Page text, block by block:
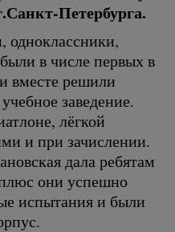
Петербурга.
одноклассники,
в числе первых в
вместе решили
заведение.
лёгкой
и при зачислении.
дала ребятам
они успешно
испытания и были